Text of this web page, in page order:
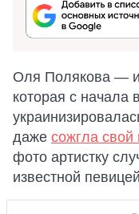
Оля Полякова —
которая с начала
даже сожгла свой
фото артистку
известной